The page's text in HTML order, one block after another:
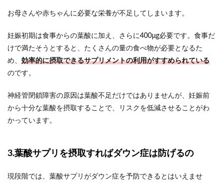
お母さんや赤ちゃんに必要な栄養が不足してしまいます。
妊娠初期は食事からの葉酸に加え、さらに400μg必要です。食事だ
けで満たそうとすると、たくさんの量の食べ物が必要となるた
め、 効率的に摂取できるサプリメントの利用がすすめられている
のです。
神経管閉鎖障害の原因は葉酸不足だけではありませんが、妊娠前
から十分な葉酸を摂取することで、リスクを低減させることがわ
かっています。
3.葉酸サプリを摂取すればダウン症は防げるの
現段階では、葉酸サプリがダウン症を予防できるとはいえませ